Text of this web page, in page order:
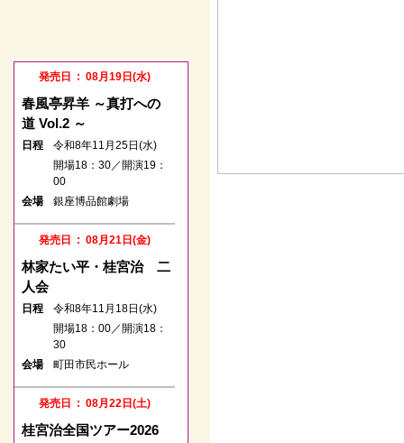
発売日 : 08月19日(水)
春風亭昇羊 ～真打への
道 Vol.2 ～
日程
令和8年11月25日(水)
開場18：30／開演19：
00
会場
銀座博品館劇場
発売日 : 08月21日(金)
林家たい平・桂宮治 二
人会
日程
令和8年11月18日(水)
開場18：00／開演18：
30
会場
町田市民ホール
発売日 : 08月22日(土)
桂宮治全国ツアー2026